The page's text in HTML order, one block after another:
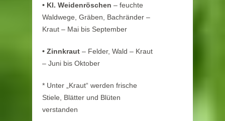
• Kl. Weidenröschen – feuchte
Waldwege, Gräben, Bachränder –
Kraut – Mai bis September
• Zinnkraut – Felder, Wald – Kraut
– Juni bis Oktober
* Unter „Kraut“ werden frische
Stiele, Blätter und Blüten
verstanden